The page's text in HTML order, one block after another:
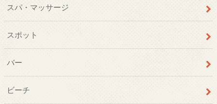
スパ・マッサージ
スポット
バー
ビーチ